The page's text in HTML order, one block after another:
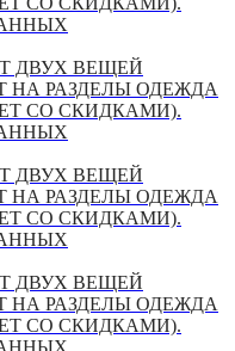
ДВУХ ВЕЩЕЙ
НА РАЗДЕЛЫ ОДЕЖДА
СО СКИДКАМИ).
ДВУХ ВЕЩЕЙ
НА РАЗДЕЛЫ ОДЕЖДА
СО СКИДКАМИ).
ДВУХ ВЕЩЕЙ
НА РАЗДЕЛЫ ОДЕЖДА
СО СКИДКАМИ).